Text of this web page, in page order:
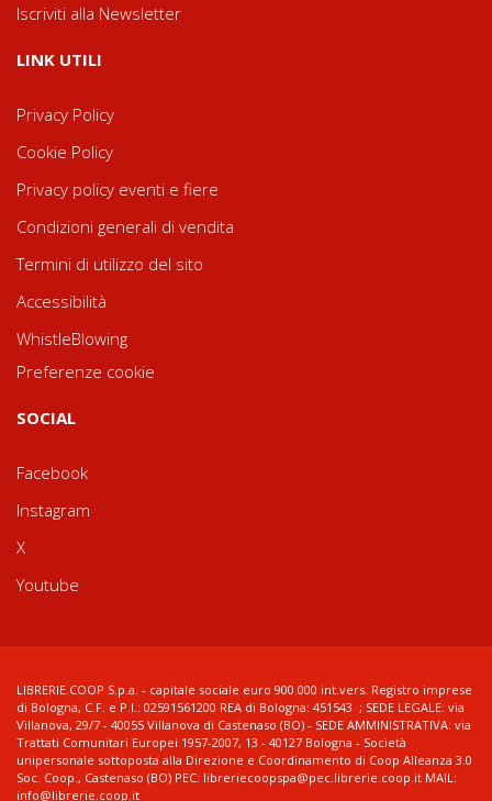
Iscriviti alla Newsletter
LINK UTILI
Privacy Policy
Cookie Policy
Privacy policy eventi e fiere
Condizioni generali di vendita
Termini di utilizzo del sito
Accessibilità
WhistleBlowing
Preferenze cookie
SOCIAL
Facebook
Instagram
X
Youtube
LIBRERIE.COOP S.p.a. - capitale sociale euro 900.000 int.vers. Registro imprese
di Bologna, C.F. e P.I.: 02591561200 REA di Bologna: 451543 ; SEDE LEGALE: via
Villanova, 29/7 - 40055 Villanova di Castenaso (BO) - SEDE AMMINISTRATIVA: via
Trattati Comunitari Europei 1957-2007, 13 - 40127 Bologna - Società
unipersonale sottoposta alla Direzione e Coordinamento di Coop Alleanza 3.0
Soc. Coop., Castenaso (BO) PEC: libreriecoopspa@pec.librerie.coop.it MAIL:
info@librerie.coop.it